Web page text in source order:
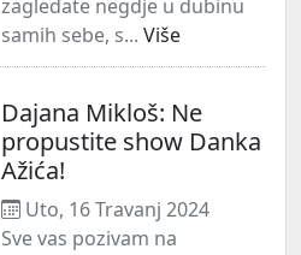
zagledate negdje u dubinu
samih sebe, s... Više
Dajana Mikloš: Ne
propustite show Danka
Ažića!
Uto, 16 Travanj 2024
Sve vas pozivam na